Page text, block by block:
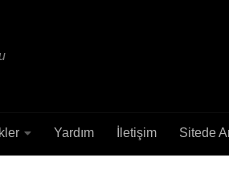
Yardım İletişim Sitede